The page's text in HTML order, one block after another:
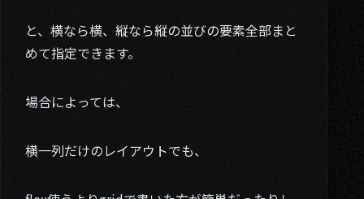
と、横なら横、縦なら縦の並びの要素全部まと
めて指定できます。
場合によっては、
横一列だけのレイアウトでも、